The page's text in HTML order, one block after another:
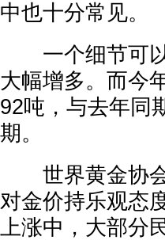
中也十分常见。
一个细节可以
大幅增多。而今
92吨，与去年同
期。
世界黄金协会
对金价持乐观态
上涨中，大部分